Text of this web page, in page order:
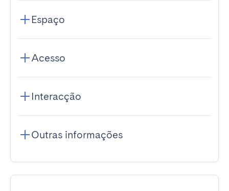
Espaço
Acesso
Interacção
Outras informações